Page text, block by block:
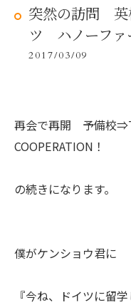
突然の訪問 英
ツ ハノーファ
2017/03/09
再会で再開 予備校
COOPERATION！
の続きになります。
僕がケンショウ君に
『今ね、ドイツに留